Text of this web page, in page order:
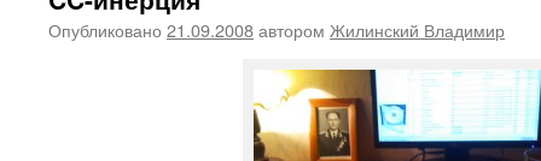
Опубликовано 21.09.2008автором Жилинский Владимир